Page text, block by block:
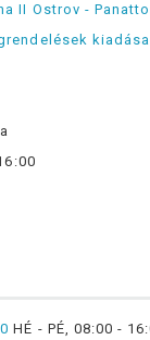
II Ostrov -
kiadása
HÉ - PÉ, 08:00 -